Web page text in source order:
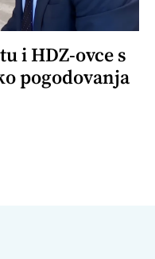
i HDZ-ovce s
pogodovanja